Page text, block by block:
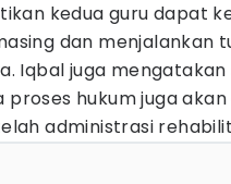
kedua guru dapat
dan menjalankan
Iqbal juga mengatakan
hukum juga
administrasi